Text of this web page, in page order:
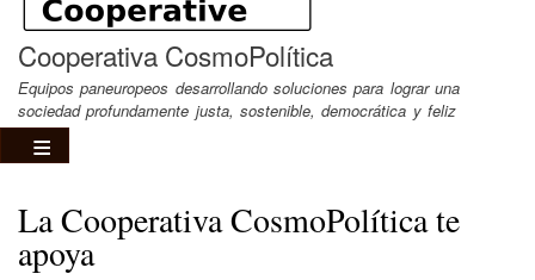
Cooperativa CosmoPolítica
Equipos paneuropeos desarrollando soluciones para lograr una
sociedad profundamente justa, sostenible, democrática y feliz
La Cooperativa CosmoPolítica te
apoya